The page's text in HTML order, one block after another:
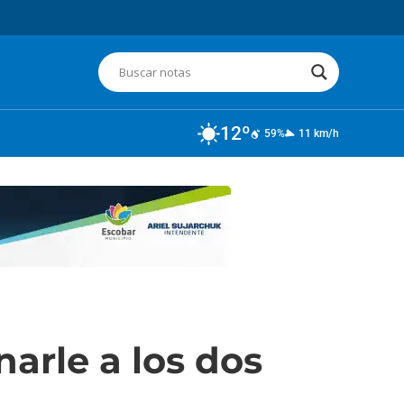
12º 59% 11 km/h
a los dos